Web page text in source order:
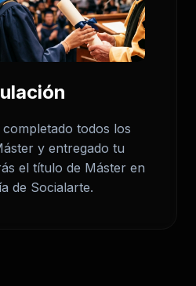
todos los
y entregado tu
el título de Máster en
de Socialarte.